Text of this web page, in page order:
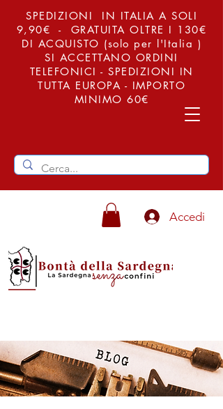
SPEDIZIONI IN ITALIA A SOLI
9,90€ - GRATUITA OLTRE I 130€
DI ACQUISTO (solo per l'Italia )
SI ACCETTANO ORDINI
TELEFONICI - SPEDIZIONI IN
TUTTA EUROPA - IMPORTO
MINIMO 60€
Accedi